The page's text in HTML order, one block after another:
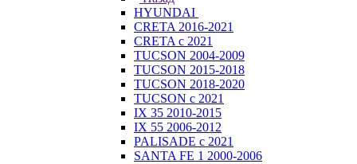
HYUNDAI
CRETA 2016-2021
CRETA с 2021
TUCSON 2004-2009
TUCSON 2015-2018
TUCSON 2018-2020
TUCSON с 2021
IX 35 2010-2015
IX 55 2006-2012
PALISADE с 2021
SANTA FE 1 2000-2006